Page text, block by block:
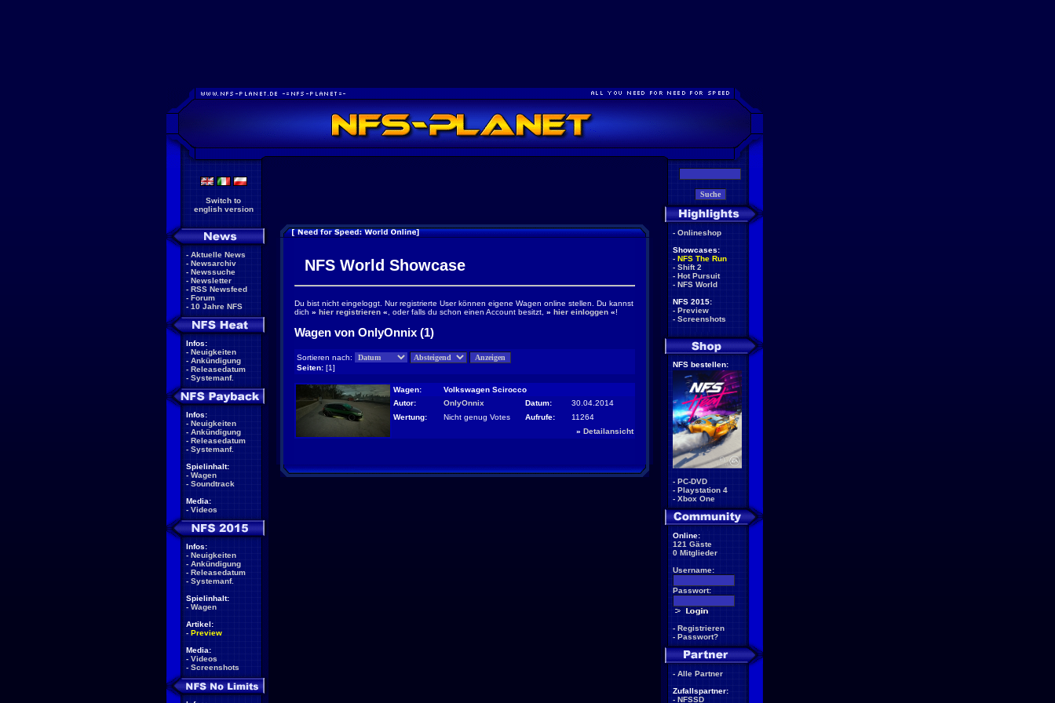
Switch to
english version
- Aktuelle News
- Newsarchiv
- Newssuche
- Newsletter
- RSS Newsfeed
- Forum
- 10 Jahre NFS
Infos:
- Neuigkeiten
- Ankündigung
- Releasedatum
- Systemanf.
Infos:
- Neuigkeiten
- Ankündigung
- Releasedatum
- Systemanf.
Spielinhalt:
- Wagen
- Soundtrack
Media:
- Videos
Infos:
- Neuigkeiten
- Ankündigung
- Releasedatum
- Systemanf.
Spielinhalt:
- Wagen
Artikel:
- Preview
Media:
- Videos
- Screenshots
NFS World Showcase
Du bist nicht eingeloggt. Nur registrierte User können eigene Wagen online stellen. Du kannst
dich » hier registrieren « , oder falls du schon einen Account besitzt, » hier einloggen «!
Wagen von OnlyOnnix (1)
Sortieren nach:
Seiten: [1]
Wagen:
Volkswagen Scirocco
Autor:
OnlyOnnix Datum:
30.04.2014
Wertung:
Nicht genug Votes Aufrufe:
11264
» Detailansicht
- Onlineshop
Showcases:
- NFS The Run
- Shift 2
- Hot Pursuit
- NFS World
NFS 2015:
- Preview
- Screenshots
NFS bestellen:
- PC-DVD
- Playstation 4
- Xbox One
Online:
121 Gäste
0 Mitglieder
Username:
Passwort:
- Registrieren
- Passwort?
- Alle Partner
Zufallspartner:
- NFSSD